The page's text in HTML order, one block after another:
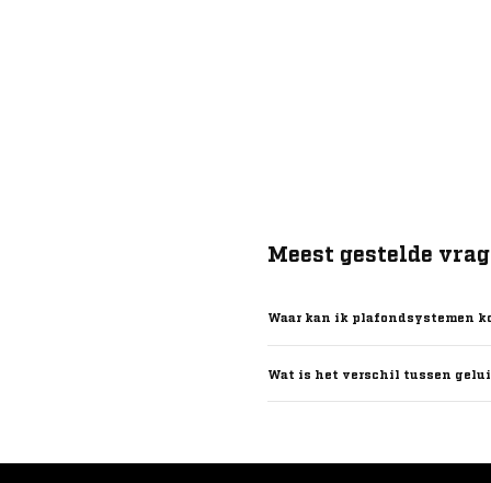
Meest gestelde
Waar kan ik plafondsystemen
Wat is het verschil tussen